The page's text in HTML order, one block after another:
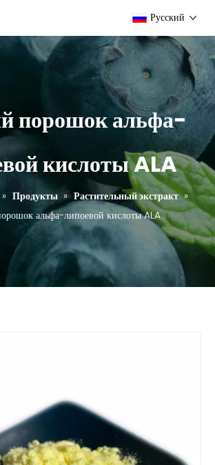
Pусский
порошок альфа-
кислоты ALA
» Продукты » Растительный экстракт »
альфа-липоевой кислоты ALA